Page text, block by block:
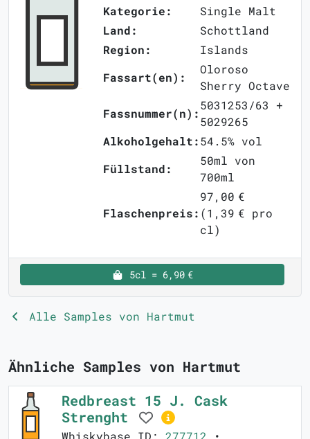
Kategorie:
Single Malt
Land:
Schottland
Region:
Islands
Fassart(en):
Oloroso
Sherry Octave
Fassnummer(n):
5031253/63 +
5029265
Alkoholgehalt:54.5% vol
Füllstand:
50ml von
700ml
Flaschenpreis:
97,00 €
(1,39 € pro
cl)
5cl = 6,90 €
Alle Samples von Hartmut
Ähnliche Samples von Hartmut
Redbreast 15 J. Cask
Strenght
Whiskybase ID: 277712 •